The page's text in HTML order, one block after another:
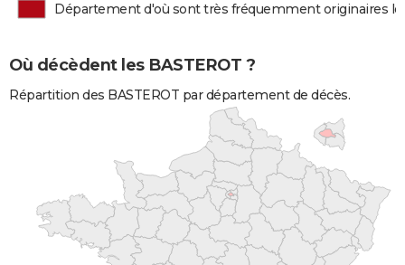
Département d'où sont très fréquemment originaires
Où décèdent les BASTEROT ?
Répartition des BASTEROT par département de décès.